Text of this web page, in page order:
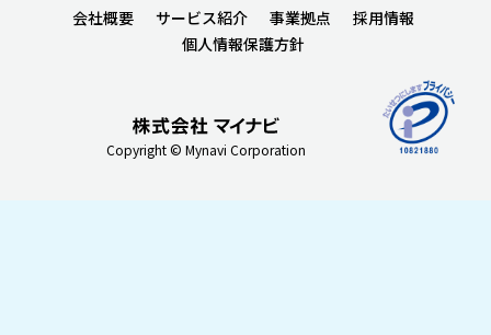
Copyright © Mynavi Corporation
会社概要 サービス紹介 事業拠点
採用情報
個人情報保護方針